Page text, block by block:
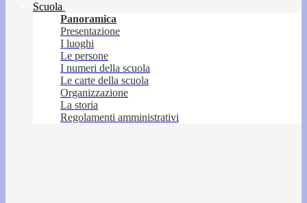
Scuola
Panoramica
Presentazione
I luoghi
Le persone
I numeri della scuola
Le carte della scuola
Organizzazione
La storia
Regolamenti amministrativi